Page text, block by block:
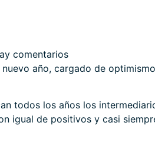
comentarios
año, cargado de
todos los años los
igual de positivos y casi